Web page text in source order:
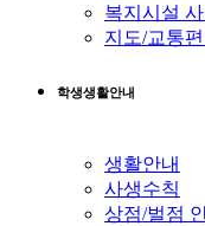
복지시설
지도/교통
학생생활안내
생활안내
사생수칙
상점/벌점